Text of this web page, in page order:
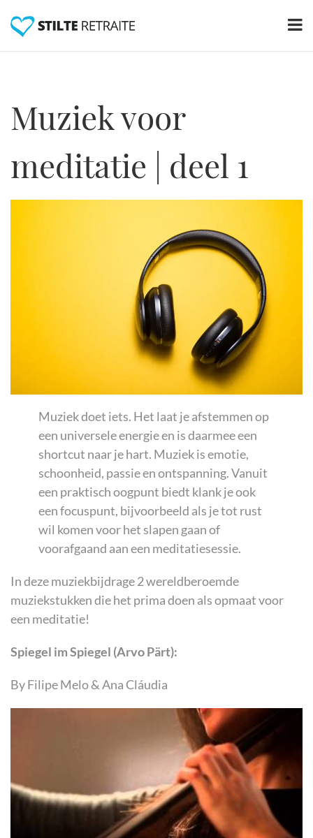
Muziek voor
meditatie | deel 1
Muziek doet iets. Het laat je afstemmen op
een universele energie en is daarmee een
shortcut naar je hart. Muziek is emotie,
schoonheid, passie en ontspanning. Vanuit
een praktisch oogpunt biedt klank je ook
een focuspunt, bijvoorbeeld als je tot rust
wil komen voor het slapen gaan of
voorafgaand aan een meditatiesessie.
In deze muziekbijdrage 2 wereldberoemde
muziekstukken die het prima doen als opmaat voor
een meditatie!
Spiegel im Spiegel (Arvo Pärt):
By Filipe Melo & Ana Cláudia